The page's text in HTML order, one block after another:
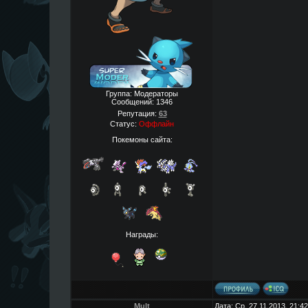
Группа: Модераторы
Сообщений: 1346
Репутация: 63
Статус: Оффлайн
Покемоны сайта:
Награды:
Mult Дата: Ср, 27.11.2013,